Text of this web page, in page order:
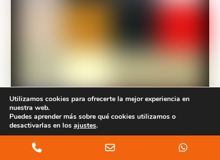
Utilizamos cookies para ofrecerte la mejor experiencia en
nuestra web.
Puedes aprender más sobre qué cookies utilizamos o
desactivarlas en los ajustes.
Aceptar